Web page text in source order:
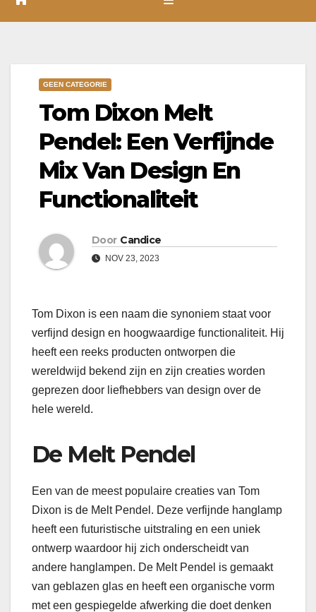
GEEN CATEGORIE
Tom Dixon Melt
Pendel: Een Verfijnde
Mix Van Design En
Functionaliteit
Door Candice
NOV 23, 2023
Tom Dixon is een naam die synoniem staat voor
verfijnd design en hoogwaardige functionaliteit. Hij
heeft een reeks producten ontworpen die
wereldwijd bekend zijn en zijn creaties worden
geprezen door liefhebbers van design over de
hele wereld.
De Melt Pendel
Een van de meest populaire creaties van Tom
Dixon is de Melt Pendel. Deze verfijnde hanglamp
heeft een futuristische uitstraling en een uniek
ontwerp waardoor hij zich onderscheidt van
andere hanglampen. De Melt Pendel is gemaakt
van geblazen glas en heeft een organische vorm
met een gespiegelde afwerking die doet denken